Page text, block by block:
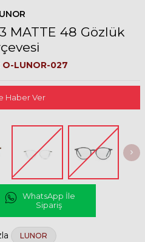
MATTE 48 Gözlük
O-LUNOR-027
Haber Ver
WhatsApp İle
Sipariş
LUNOR